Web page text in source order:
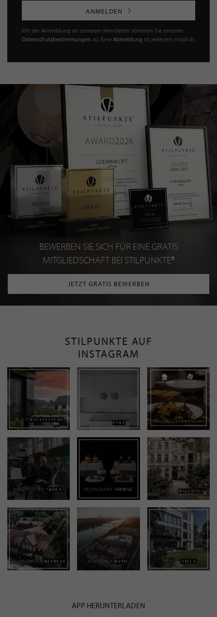
ANMELDEN
Mit der Anmeldung an unserem Newsletter stimmen Sie unseren
Datenschutzbestimmungen zu. Eine Abmeldung ist jederzeit möglich.
BEWERBEN SIE SICH FÜR EINE GRATIS
MITGLIEDSCHAFT BEI STILPUNKTE®
JETZT GRATIS BEWERBEN
STILPUNKTE AUF
INSTAGRAM
APP HERUNTERLADEN